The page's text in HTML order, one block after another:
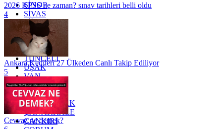
SİNOP
SİVAS
SİİRT
TEKİRDAĞ
TOKAT
TRABZON
TUNCELİ
UŞAK
VAN
YALOVA
YOZGAT
ZONGULDAK
ÇANAKKALE
ÇANKIRI
2026 KPSS ne zaman? sınav tarihleri belli oldu
4
Ankara Kedileri 27 Ülkeden Canlı Takip Ediliyor
5
Cevvaz ne demek?